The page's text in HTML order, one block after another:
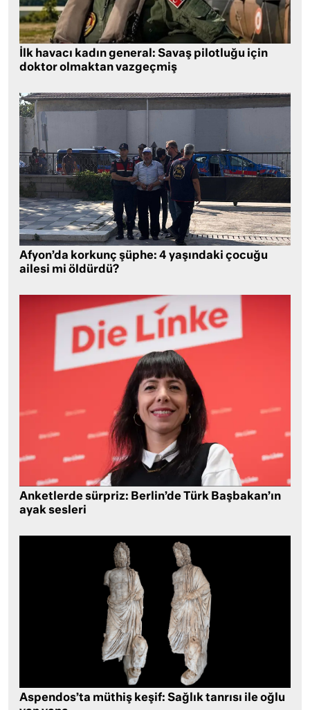
İlk havacı kadın general: Savaş pilotluğu için
doktor olmaktan vazgeçmiş
Afyon’da korkunç şüphe: 4 yaşındaki çocuğu
ailesi mi öldürdü?
Anketlerde sürpriz: Berlin’de Türk Başbakan’ın
ayak sesleri
Aspendos’ta müthiş keşif: Sağlık tanrısı ile oğlu